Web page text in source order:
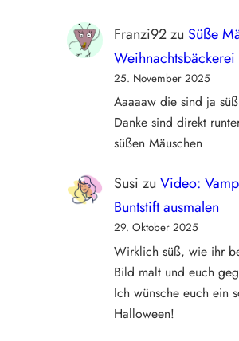
Franzi92zu Süße
Weihnachtsbäckerei
25. November 2025
Aaaaaw die sind ja
Danke sind direkt
süßen Mäuschen
Susi zu Video:
Buntstift ausmalen
29. Oktober 2025
Wirklich süß, wie ihr
Bild malt und euch
Ich wünsche euch ein
Halloween!